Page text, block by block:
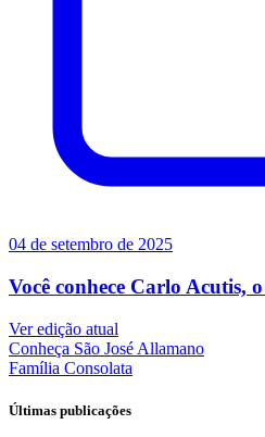
04 de setembro de 2025
Você conhece Carlo Acutis,
Ver edição atual
Conheça São José Allamano
Família Consolata
Últimas publicações